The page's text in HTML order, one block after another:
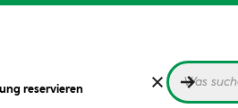
reservieren